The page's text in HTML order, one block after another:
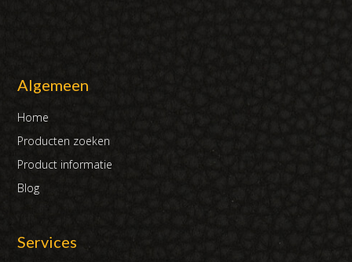
Algemeen
Home
Producten zoeken
Product informatie
Blog
Services